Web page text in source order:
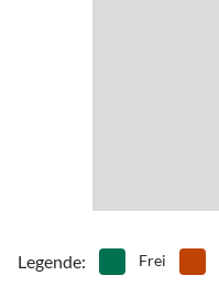
Legende: Frei